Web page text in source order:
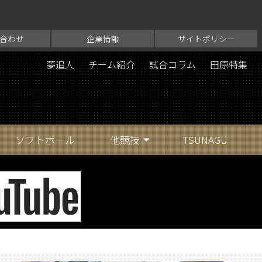
わせ 企業情報 サイトポリシー
夢追人 チーム紹介 試合コラム 田原特集
ソフトボール 他競技 TSUNAGU